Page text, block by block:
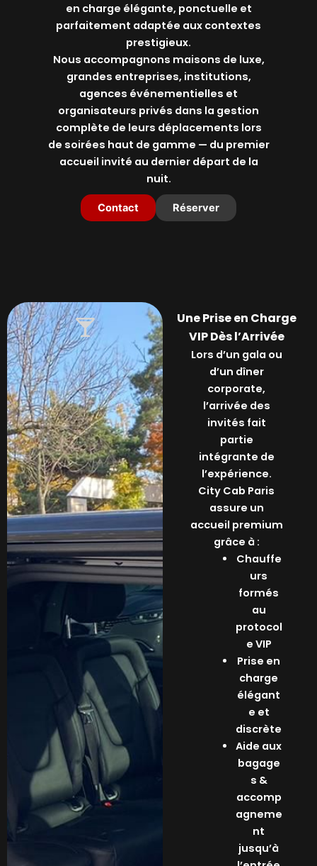
en charge élégante, ponctuelle et
parfaitement adaptée aux contextes
prestigieux.
Nous accompagnons maisons de luxe,
grandes entreprises, institutions,
agences événementielles et
organisateurs privés dans la gestion
complète de leurs déplacements lors
de soirées haut de gamme — du premier
accueil invité au dernier départ de la
nuit.
Contact Réserver
Une Prise en Charge
VIP Dès l’Arrivée
Lors d’un gala ou
d’un dîner
corporate,
l’arrivée des
invités fait
partie
intégrante de
l’expérience.
City Cab Paris
assure un
accueil premium
grâce à :
Chauffe
urs
formés
au
protocol
e VIP
Prise en
charge
élégant
e et
discrète
Aide aux
bagage
s &
accomp
agneme
nt
jusqu’à